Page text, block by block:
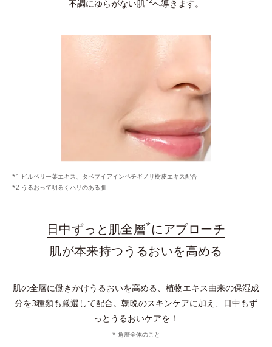
不調にゆらがない肌 へ導きます。
ビルベリー葉エキス、タベブイアインペチギノサ樹皮エキス配合
うるおって明るくハリのある肌
日中ずっと肌全層* にアプローチ
肌が本来持つうるおいを高める
肌の全層に働きかけうるおいを高める、植物エキス由来の保湿成
分を3種類も厳選して配合。 朝晩のスキンケアに加え、日中もず
っとうるおいケアを！
* 角層全体のこと